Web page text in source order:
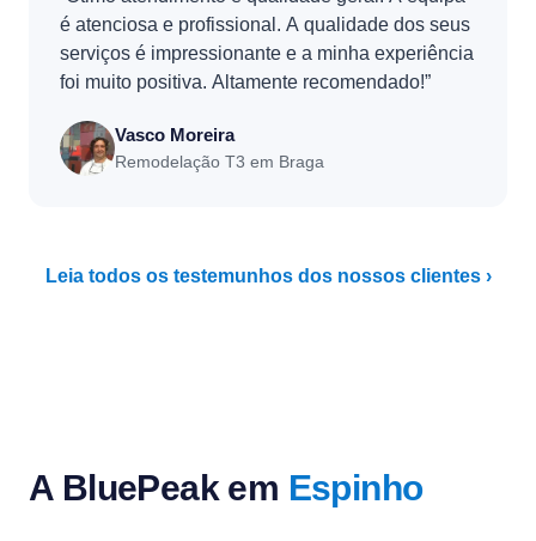
é atenciosa e profissional. A qualidade dos seus
serviços é impressionante e a minha experiência
foi muito positiva. Altamente recomendado!”
Vasco Moreira
Remodelação T3 em Braga
Leia todos os testemunhos dos nossos clientes ›
A BluePeak em Espinho